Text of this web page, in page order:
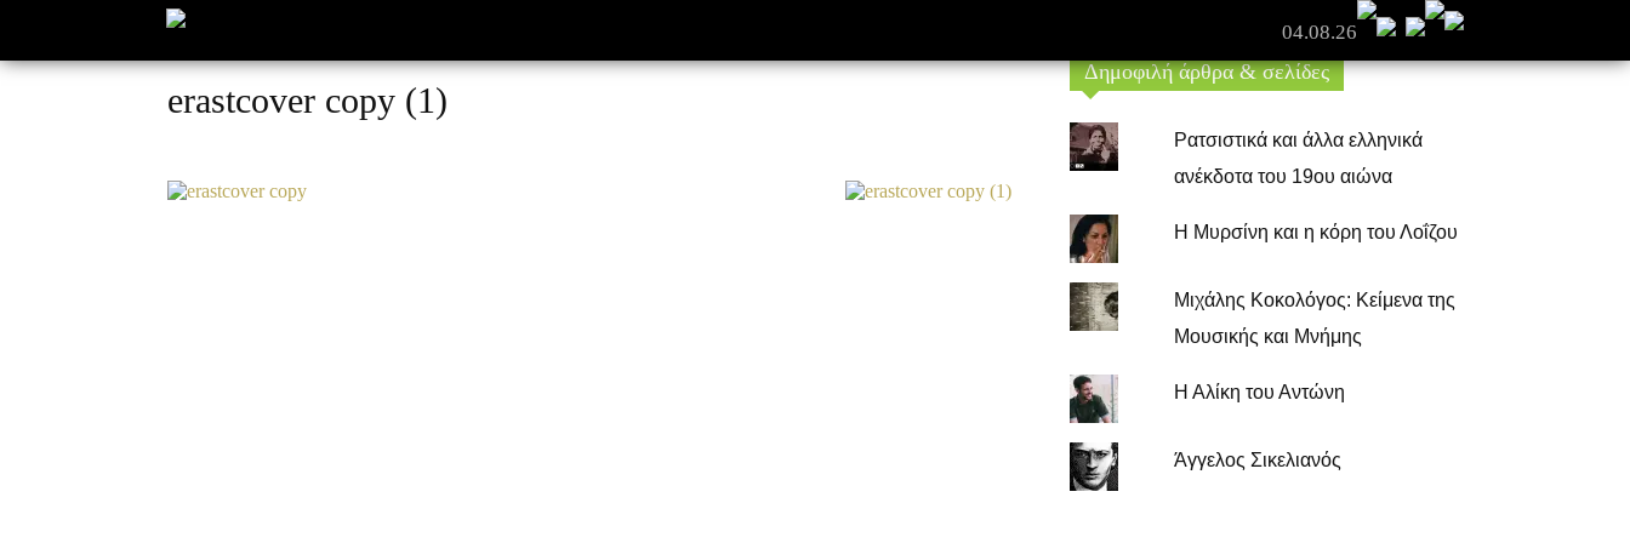
04.08.26
erastcover copy (1)
Δημοφιλή άρθρα & σελίδες
Ρατσιστικά και άλλα ελληνικά
ανέκδοτα του 19ου αιώνα
Η Μυρσίνη και η κόρη του Λοΐζου
Μιχάλης Κοκολόγος: Κείμενα της
Μουσικής και Μνήμης
Η Αλίκη του Αντώνη
Άγγελος Σικελιανός